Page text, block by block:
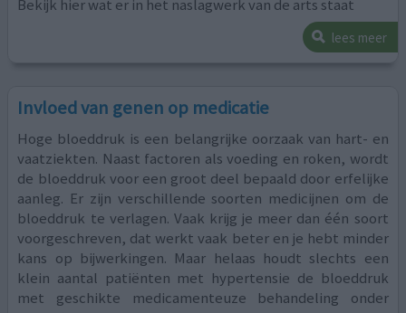
Bekijk hier wat er in het naslagwerk van de arts staat
lees meer
Invloed van genen op medicatie
Hoge bloeddruk is een belangrijke oorzaak van hart- en
vaatziekten. Naast factoren als voeding en roken, wordt
de bloeddruk voor een groot deel bepaald door erfelijke
aanleg. Er zijn verschillende soorten medicijnen om de
bloeddruk te verlagen. Vaak krijg je meer dan één soort
voorgeschreven, dat werkt vaak beter en je hebt minder
kans op bijwerkingen. Maar helaas houdt slechts een
klein aantal patiënten met hypertensie de bloeddruk
met geschikte medicamenteuze behandeling onder